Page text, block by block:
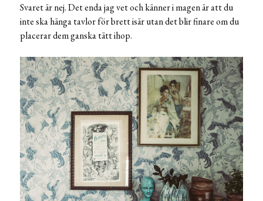
Svaret är nej. Det enda jag vet och känner i magen är att du
inte ska hänga tavlor för brett isär utan det blir finare om du
placerar dem ganska tätt ihop.